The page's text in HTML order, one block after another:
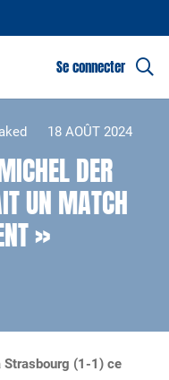
Se connecter
18 AOÛT 2024
DER
UN MATCH
»
(1-1) ce